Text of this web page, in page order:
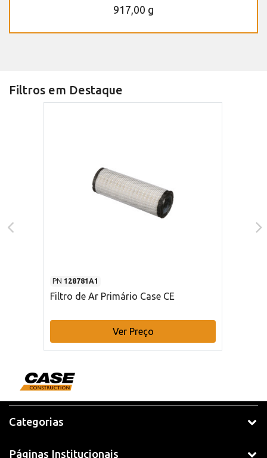
917,00 g
Filtros em Destaque
PN 128781A1
Filtro de Ar Primário Case CE
Ver Preço
Categorias
Páginas Institucionais